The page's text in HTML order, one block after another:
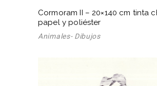
Cormoram II – 20×140 cm tinta
papel y poliéster
Animales- Dibujos